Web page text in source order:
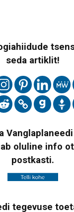
seda artiklit!
oluline info
postkasti.
tegevuse